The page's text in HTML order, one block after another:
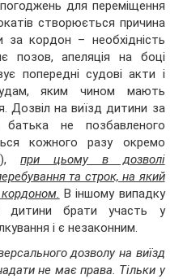
для переміщення
створюється причина
за кордон – необхідність
позов, апеляція на боці
попередні судові акти і
яким чином мають
Дозвіл на виїзд дитини за
не позбавленого
кожного разу окремо
при цьому в дозволі
та строк, на який
В іншому випадку
дитини брати участь у
і є незаконним.
дозволу на виїзд
не має права. Тільки у